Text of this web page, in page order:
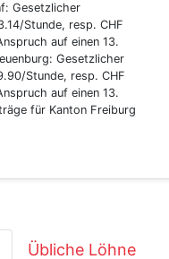
Gesetzlicher
Stunde, resp. CHF
auf einen 13.
Gesetzlicher
Stunde, resp. CHF
auf einen 13.
für Kanton Freiburg
Übliche Löhne